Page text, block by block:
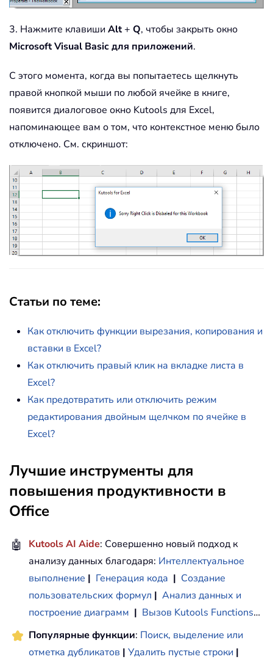
3. Нажмите клавиши Alt+ Q, чтобы закрыть окно
Microsoft Visual Basic для приложений.
С этого момента, когда вы попытаетесь щелкнуть
правой кнопкой мыши по любой ячейке в книге,
появится диалоговое окно Kutools для Excel,
напоминающее вам о том, что контекстное меню было
отключено. См. скриншот:
Статьи по теме:
Как отключить функции вырезания, копирования и
вставки в Excel?
Как отключить правый клик на вкладке листа в
Excel?
Как предотвратить или отключить режим
редактирования двойным щелчком по ячейке в
Excel?
Лучшие инструменты для
повышения продуктивности в
Office
🤖 Kutools AI Aide: Совершенно новый подход к
анализу данных благодаря: Интеллектуальное
выполнение | Генерация кода | Создание
пользовательских формул | Анализ данных и
построение диаграмм | Вызов Kutools Functions…
Популярные функции: Поиск, выделение или
отметка дубликатов | Удалить пустые строки |